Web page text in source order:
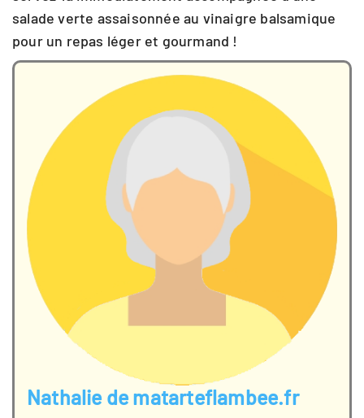
salade verte assaisonnée au vinaigre balsamique
pour un repas léger et gourmand !
Nathalie de matarteflambee.fr